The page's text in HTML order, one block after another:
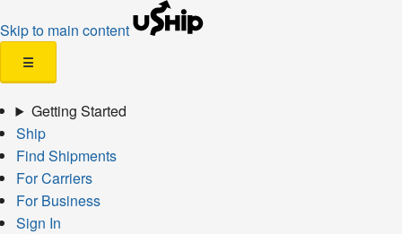
Skip to main content
☰
Getting Started
Ship
Find Shipments
For Carriers
For Business
Sign In